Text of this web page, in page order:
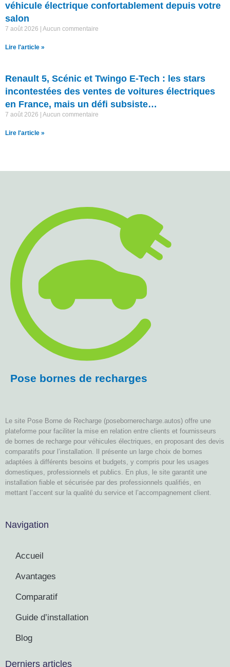
véhicule électrique confortablement depuis votre
salon
7 août 2026 Aucun commentaire
Lire l'article »
Renault 5, Scénic et Twingo E-Tech : les stars
incontestées des ventes de voitures électriques
en France, mais un défi subsiste…
7 août 2026 Aucun commentaire
Lire l'article »
Pose bornes de recharges
Le site Pose Borne de Recharge (posebornerecharge.autos) offre une
plateforme pour faciliter la mise en relation entre clients et fournisseurs
de bornes de recharge pour véhicules électriques, en proposant des devis
comparatifs pour l’installation. Il présente un large choix de bornes
adaptées à différents besoins et budgets, y compris pour les usages
domestiques, professionnels et publics. En plus, le site garantit une
installation fiable et sécurisée par des professionnels qualifiés, en
mettant l’accent sur la qualité du service et l’accompagnement client.
Navigation
Accueil
Avantages
Comparatif
Guide d’installation
Blog
Derniers articles